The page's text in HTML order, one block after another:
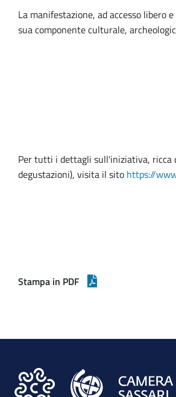
La manifestazione, ad accesso
sua componente culturale,
Per tutti i dettagli sull'iniziativa, ricca
degustazioni), visita il sito https://
Stampa in PDF